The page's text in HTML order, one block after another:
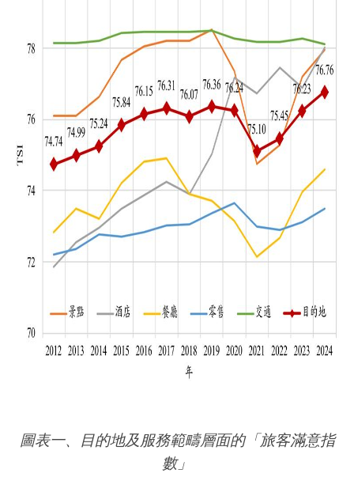
圖表一、目的地及服務範疇層面的「旅客滿意指
數」